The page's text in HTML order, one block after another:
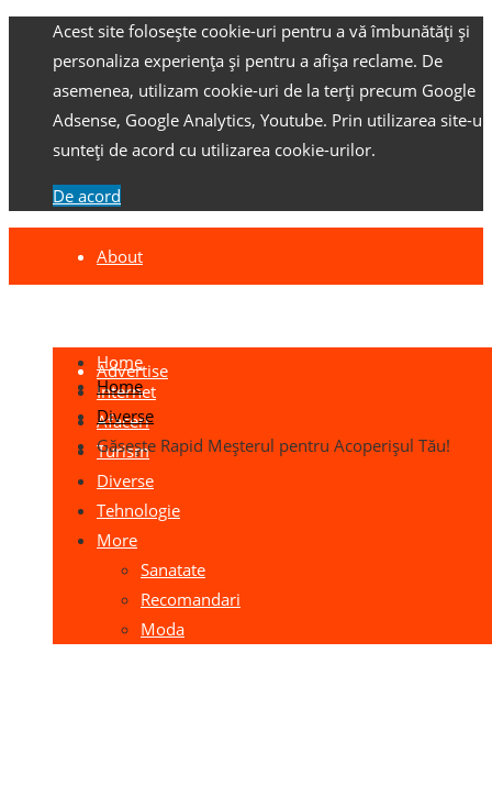
Acest site folosește cookie-uri pentru a vă îmbunătăți și
personaliza experiența și pentru a afișa reclame. De
asemenea, utilizam cookie-uri de la terți precum Google
Adsense, Google Analytics, Youtube. Prin utilizarea site-
sunteți de acord cu utilizarea cookie-urilor.
De acord
About
Advertise
Home
Internet
Afaceri
Turism
Diverse
Tehnologie
More
Sanatate
Recomandari
Moda
Home
Diverse
Găsește Rapid Meșterul pentru Acoperișul Tău!